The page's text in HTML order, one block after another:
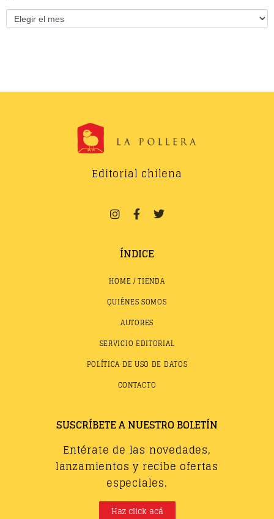
Editorial chilena
ÍNDICE
HOME / TIENDA
QUIÉNES SOMOS
AUTORES
SERVICIO EDITORIAL
POLÍTICA DE USO DE DATOS
CONTACTO
SUSCRÍBETE A NUESTRO BOLETÍN
Entérate de las novedades,
lanzamientos y recibe ofertas
especiales.
Haz click acá